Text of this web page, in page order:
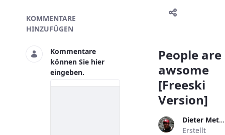
Skivideo
KOMMENTARE
HINZUFÜGEN
Kommentare
können Sie hier
eingeben.
People are
awsome
[Freeski
Version]
Dieter Metzler
Erstellt